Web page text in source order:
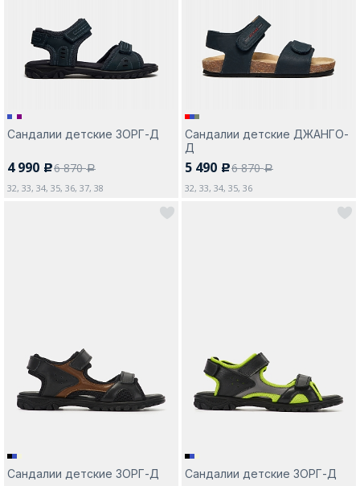
Сандалии детские ЗОРГ-Д
4 990 c6 870a
32, 33, 34, 35, 36, 37, 38
Сандалии детские ДЖАНГО-
Д
5 490 c6 870a
32, 33, 34, 35, 36
Сандалии детские ЗОРГ-Д Сандалии детские ЗОРГ-Д